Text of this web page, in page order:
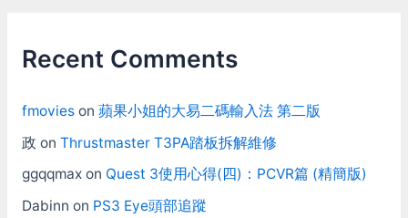
Recent Comments
fmovieson 蘋果小姐的大易二碼輸入法 第二版
政 on Thrustmaster T3PA踏板拆解維修
ggqqmaxon Quest 3使用心得(四)：PCVR篇 (精簡版)
Dabinn on PS3 Eye頭部追蹤